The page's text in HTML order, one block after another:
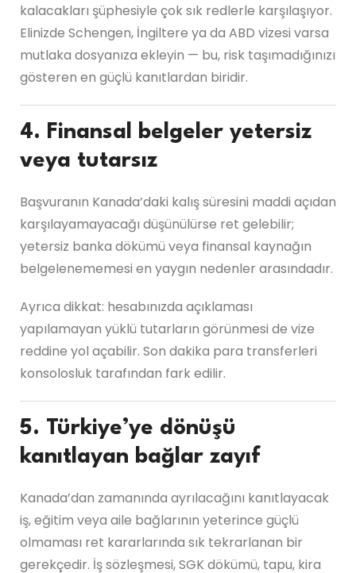
kalacakları şüphesiyle çok sık redlerle karşılaşıyor.
Elinizde Schengen, İngiltere ya da ABD vizesi varsa
mutlaka dosyanıza ekleyin — bu, risk taşımadığınızı
gösteren en güçlü kanıtlardan biridir.
4. Finansal belgeler yetersiz
veya tutarsız
Başvuranın Kanada’daki kalış süresini maddi açıdan
karşılayamayacağı düşünülürse ret gelebilir;
yetersiz banka dökümü veya finansal kaynağın
belgelenememesi en yaygın nedenler arasındadır.
Ayrıca dikkat: hesabınızda açıklaması
yapılamayan yüklü tutarların görünmesi de vize
reddine yol açabilir. Son dakika para transferleri
konsolosluk tarafından fark edilir.
5. Türkiye’ye dönüşü
kanıtlayan bağlar zayıf
Kanada’dan zamanında ayrılacağını kanıtlayacak
iş, eğitim veya aile bağlarının yeterince güçlü
olmaması ret kararlarında sık tekrarlanan bir
gerekçedir. İş sözleşmesi, SGK dökümü, tapu, kira